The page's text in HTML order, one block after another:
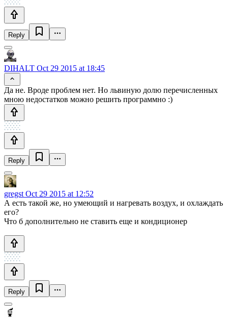
Reply
DIHALT Oct 29 2015 at 18:45
Да не. Вроде проблем нет. Но львиную долю перечисленных
мною недостатков можно решить программно :)
Reply
gregst Oct 29 2015 at 12:52
А есть такой же, но умеющий и нагревать воздух, и охлаждать
его?
Что б дополнительно не ставить еще и кондиционер
Reply